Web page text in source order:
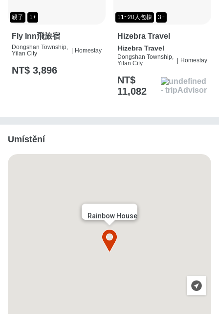
親子 1+
Fly Inn飛旅宿
Dongshan Township,
Yilan City
| Homestay
NT$ 3,896
11~20人包棟 3+
Hizebra Travel
Hizebra Travel
Dongshan Township,
Yilan City
| Homestay
NT$
11,082
Umístění
Rainbow House